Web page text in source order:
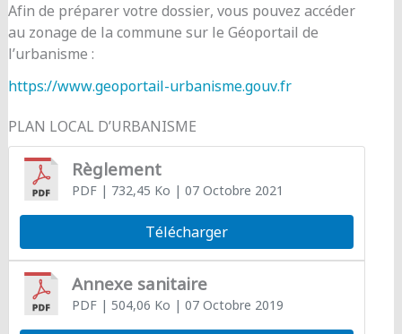
Afin de préparer votre dossier, vous pouvez accéder
au zonage de la commune sur le Géoportail de
l’urbanisme :
https://www.geoportail-urbanisme.gouv.fr
PLAN LOCAL D’URBANISME
Règlement
PDF| 732,45 Ko | 07 Octobre 2021
Télécharger
Annexe sanitaire
PDF| 504,06 Ko | 07 Octobre 2019